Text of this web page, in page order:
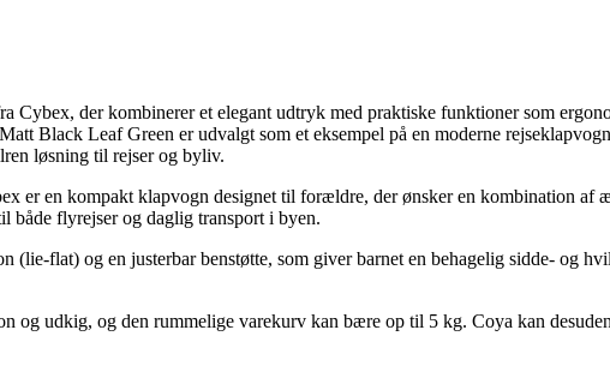
Cybex, der kombinerer et elegant udtryk med praktiske funktioner som
Black Leaf Green er udvalgt som et eksempel på en moderne
løsning til rejser og byliv.
er en kompakt klapvogn designet til forældre, der ønsker en kombination af
både flyrejser og daglig transport i byen.
(lie-flat) og en justerbar benstøtte, som giver barnet en behagelig sidde- og
og udkig, og den rummelige varekurv kan bære op til 5 kg. Coya kan